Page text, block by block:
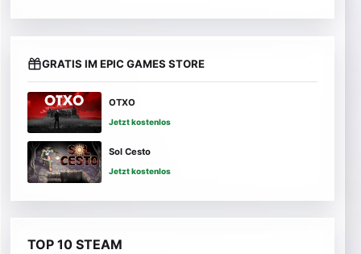
GRATIS IM EPIC GAMES STORE
OTXO
Jetzt kostenlos
Sol Cesto
Jetzt kostenlos
TOP 10 STEAM